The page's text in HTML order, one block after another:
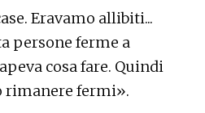
Eravamo allibiti...
persone ferme a
cosa fare. Quindi
rimanere fermi».